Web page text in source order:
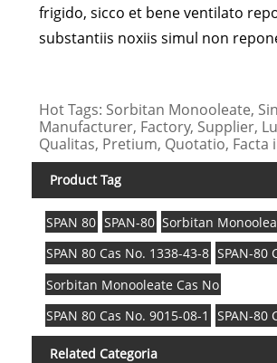
frigido, sicco et bene ventilato
substantiis noxiis simul non
Hot Tags: Sorbitan Monooleate,
Manufacturer, Factory, Supplier,
Qualitas, Pretium, Quotatio, Facta
Product Tag
SPAN 80 SPAN-80 Sorbitan
SPAN 80 Cas No. 1338-43-8 SPAN-80
Sorbitan Monooleate Cas No
SPAN 80 Cas No. 9015-08-1
SPAN-80
Related Categoria